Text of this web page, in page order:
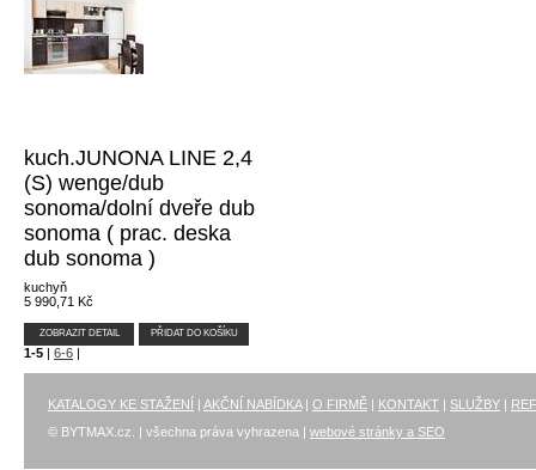
kuch.JUNONA LINE 2,4
(S) wenge/dub
sonoma/dolní dveře dub
sonoma ( prac. deska
dub sonoma )
kuchyň
5 990,71 Kč
ZOBRAZIT DETAIL PŘIDAT DO KOŠÍKU
1-5 | 6-6 |
KATALOGY KE STAŽENÍ | AKČNÍ NABÍDKA| O FIRMĚ | KONTAKT | SLUŽBY |
© BYTMAX.cz. | všechna práva vyhrazena | webové stránky a SEO